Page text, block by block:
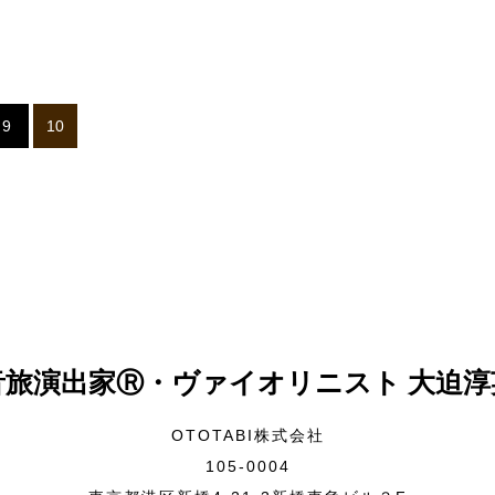
9 10
旅演出家Ⓡ・ヴァイオリニスト 大迫淳
OTOTABI株式会社
105-0004